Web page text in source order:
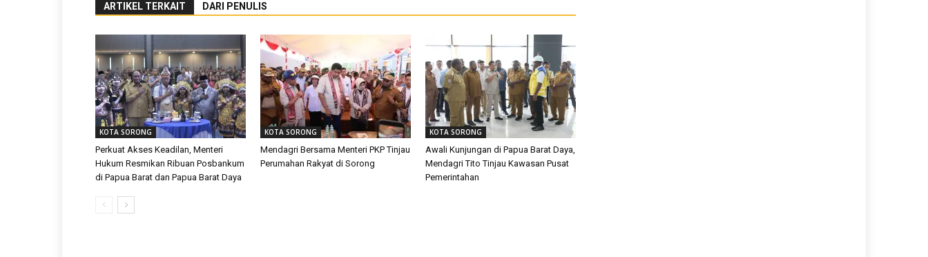
ARTIKEL TERKAIT DARI PENULIS
KOTA SORONG
Perkuat Akses Keadilan, Menteri
Hukum Resmikan Ribuan Posbankum
di Papua Barat dan Papua Barat Daya
KOTA SORONG
Mendagri Bersama Menteri PKP Tinjau
Perumahan Rakyat di Sorong
KOTA SORONG
Awali Kunjungan di Papua Barat Daya,
Mendagri Tito Tinjau Kawasan Pusat
Pemerintahan